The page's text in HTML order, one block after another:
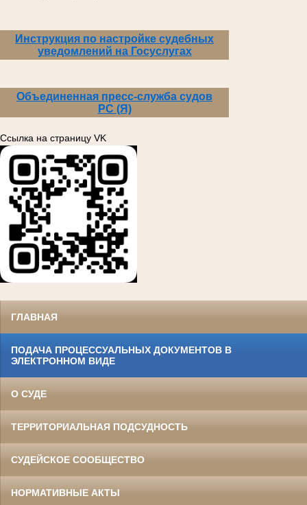
Инструкция по настройке судебных
уведомлений на Госуслугах
Объединенная пресс-служба судов
РС (Я)
Ссылка на страницу VK
ГЛАВНАЯ
ПОДАЧА ПРОЦЕССУАЛЬНЫХ ДОКУМЕНТОВ В
ЭЛЕКТРОННОМ ВИДЕ
О СУДЕ
ТЕРРИТОРИАЛЬНАЯ ПОДСУДНОСТЬ
СУДЕЙСКОЕ СООБЩЕСТВО
НОРМАТИВНЫЕ АКТЫ